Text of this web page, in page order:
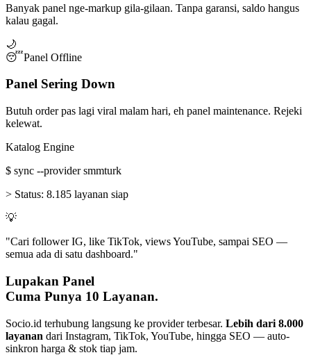
Banyak panel nge-markup gila-gilaan. Tanpa garansi, saldo hangus
kalau gagal.
🌙
😴Panel Offline
Panel Sering Down
Butuh order pas lagi viral malam hari, eh panel maintenance. Rejeki
kelewat.
Katalog Engine
$ sync --provider smmturk
> Status: 8.185 layanan siap
💡
"Cari follower IG, like TikTok, views YouTube, sampai SEO —
semua ada di satu dashboard."
Lupakan Panel
Cuma Punya 10 Layanan.
Socio.id terhubung langsung ke provider terbesar. Lebih dari 8.000
layanan dari Instagram, TikTok, YouTube, hingga SEO — auto-
sinkron harga & stok tiap jam.